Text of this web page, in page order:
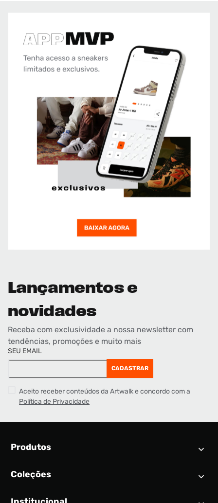
Lançamentos e
novidades
Receba com exclusividade a nossa newsletter com
tendências, promoções e muito mais
SEU EMAIL
CADASTRAR
Aceito receber conteúdos da Artwalk e concordo com a
Política de Privacidade
Produtos
Calendário SNEAKER
Coleções